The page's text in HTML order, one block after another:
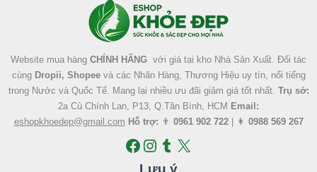
Website mua hàng CHÍNH HÃNG với giá tại kho Nhà Sản Xuất. Đối tác
cùng Dropii, Shopeevà các Nhãn Hàng, Thương Hiệu uy tín, nổi tiếng
trong Nước và Quốc Tế. Mang lại nhiều ưu đãi giảm giá tốt nhất. Trụ sở:
2a Cù Chính Lan, P13, Q.Tân Bình, HCM Email:
eshopkhoedep@gmail.com Hỗ trợ: 👨 0961 902 722| 👩 0988 569 267
Lưu ý